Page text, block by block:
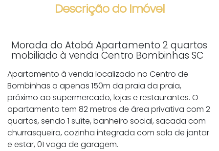
Descrição do Imóvel
Morada do Atobá Apartamento 2 quartos
mobiliado à venda Centro Bombinhas SC
Apartamento à venda localizado no Centro de
Bombinhas a apenas 150m da praia da praia,
próximo ao supermercado, lojas e restaurantes. O
apartamento tem 82 metros de área privativa com 2
quartos, sendo 1 suíte, banheiro social, sacada com
churrasqueira, cozinha integrada com sala de jantar
e estar, 01 vaga de garagem.